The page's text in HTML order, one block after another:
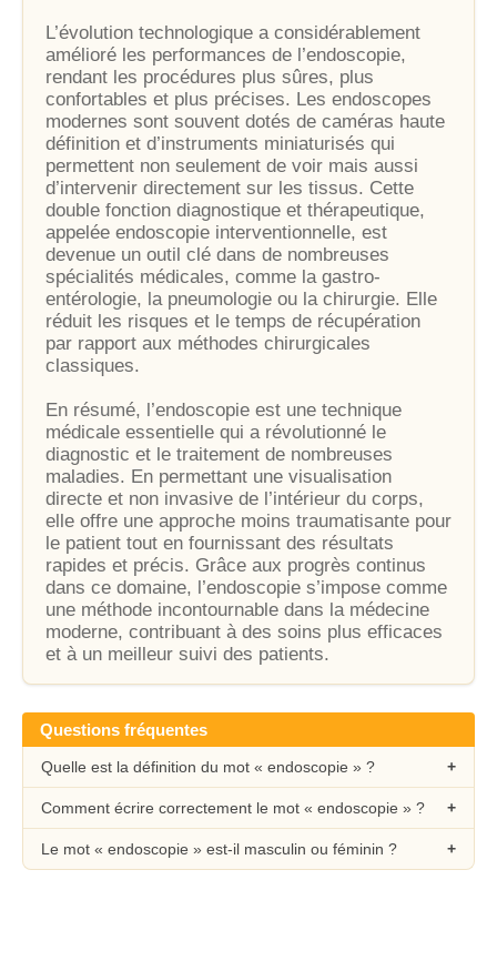
L’évolution technologique a considérablement
amélioré les performances de l’endoscopie,
rendant les procédures plus sûres, plus
confortables et plus précises. Les endoscopes
modernes sont souvent dotés de caméras haute
définition et d’instruments miniaturisés qui
permettent non seulement de voir mais aussi
d’intervenir directement sur les tissus. Cette
double fonction diagnostique et thérapeutique,
appelée endoscopie interventionnelle, est
devenue un outil clé dans de nombreuses
spécialités médicales, comme la gastro-
entérologie, la pneumologie ou la chirurgie. Elle
réduit les risques et le temps de récupération
par rapport aux méthodes chirurgicales
classiques.
En résumé, l’endoscopie est une technique
médicale essentielle qui a révolutionné le
diagnostic et le traitement de nombreuses
maladies. En permettant une visualisation
directe et non invasive de l’intérieur du corps,
elle offre une approche moins traumatisante pour
le patient tout en fournissant des résultats
rapides et précis. Grâce aux progrès continus
dans ce domaine, l’endoscopie s’impose comme
une méthode incontournable dans la médecine
moderne, contribuant à des soins plus efficaces
et à un meilleur suivi des patients.
Questions fréquentes
Quelle est la définition du mot « endoscopie » ?
Comment écrire correctement le mot « endoscopie » ?
Le mot « endoscopie » est-il masculin ou féminin ?